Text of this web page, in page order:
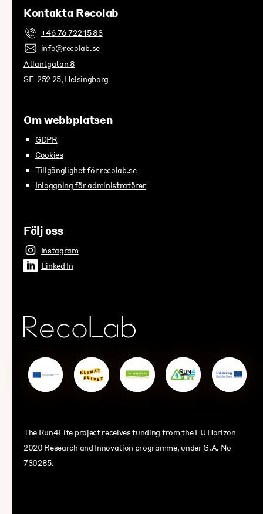
Kontakta Recolab
+46 76 722 15 83
info@recolab.se
Atlantgatan 8
SE-252 25, Helsingborg
Om webbplatsen
GDPR
Cookies
Tillgänglighet för recolab.se
Inloggning för administratörer
Följ oss
Instagram
Linked In
The Run4Life project receives funding from the EU Horizon
2020 Research and Innovation programme, under G.A. No
730285.